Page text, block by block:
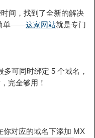
间，找到了全新的解决
单——这家网站就是专门
可同时绑定 5 个域名，
完全够用！
你对应的域名下添加 MX